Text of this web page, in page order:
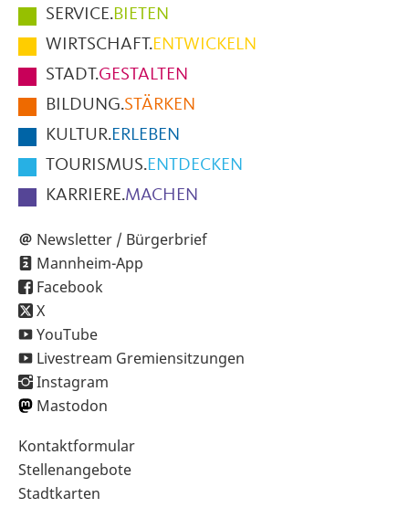
Hauptmenüpunkte
im
Fußbereich
der
Seite
SERVICE.BIETEN
WIRTSCHAFT.ENTWICKELN
STADT.GESTALTEN
BILDUNG.STÄRKEN
KULTUR.ERLEBEN
TOURISMUS.ENTDECKEN
KARRIERE.MACHEN
Newsletter / Bürgerbrief
Mannheim-App
Facebook
X
YouTube
Livestream Gremiensitzungen
Instagram
Mastodon
Sekundärnavigation
im
Fußbereich
Kontaktformular
Stellenangebote
Stadtkarten